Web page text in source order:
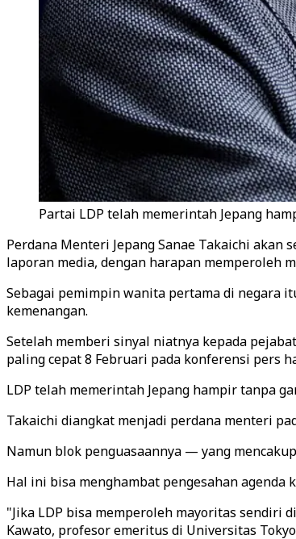
Partai LDP telah memerintah Jepang
Perdana Menteri Jepang Sanae Takaichi
laporan media, dengan harapan memperoleh
Sebagai pemimpin wanita pertama di negara
kemenangan.
Setelah memberi sinyal niatnya kepada
paling cepat 8 Februari pada konferensi pers
LDP telah memerintah Jepang hampir tanpa
Takaichi diangkat menjadi perdana menteri
Namun blok penguasaannya — yang
Hal ini bisa menghambat pengesahan
"Jika LDP bisa memperoleh mayoritas sendiri
Kawato, profesor emeritus di Universitas